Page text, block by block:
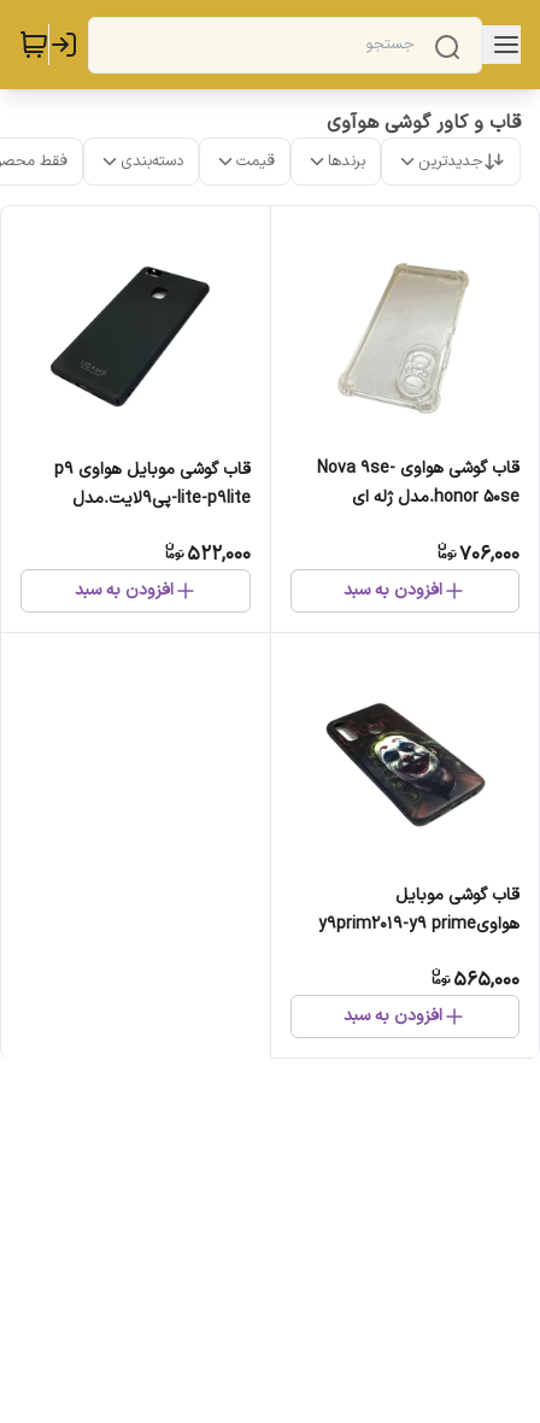
قاب و کاور گوشی هوآوی
جدیدترین برندها قیمت دسته‌بندی فقط
قاب گوشی هواوی Nova 9se-
honor 50se.مدل ژله ای
706,000
افزودن به سبد
قاب گوشی موبایل هواوی p9
lite-p9lite-پی9لایت.مدل
522,000
افزودن به سبد
قاب گوشی موبایل
هواویy9prim2019-y9 prime
565,000
افزودن به سبد